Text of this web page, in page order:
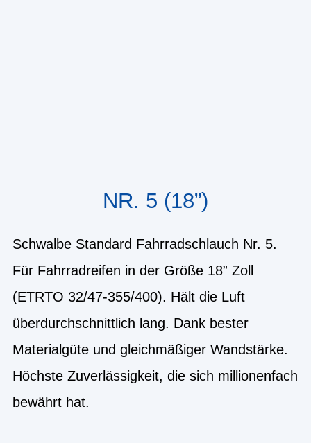
NR. 5 (18”)
Schwalbe Standard Fahrradschlauch Nr. 5.
Für Fahrradreifen in der Größe 18” Zoll
(ETRTO 32/47-355/400). Hält die Luft
überdurchschnittlich lang. Dank bester
Materialgüte und gleichmäßiger Wandstärke.
Höchste Zuverlässigkeit, die sich millionenfach
bewährt hat.